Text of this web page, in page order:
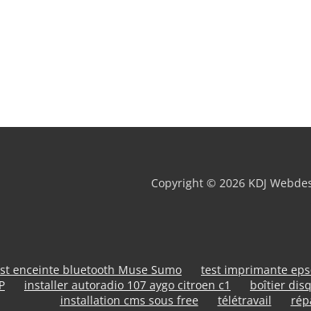
Copyright © 2026 KDJ
enceinte bluetooth Muse Sumo test imprimante
installer autoradio 107 aygo citroen c1 boîtier
installation cms sous free
télétravail